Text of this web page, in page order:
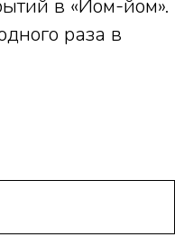
в «Йом-йом».
раза в